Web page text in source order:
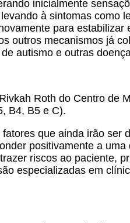
inicialmente
levando à sintomas como
para
outros mecanismos já
autismo e outras
Roth do Centro de
B4, B5 e C).
que ainda irão ser
positivamente a
riscos ao paciente,
especializadas em